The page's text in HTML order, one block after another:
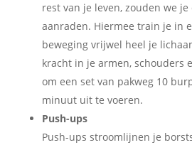
rest van je leven, zouden we
aanraden. Hiermee train je in
beweging vrijwel heel je
kracht in je armen, schouders
om een set van pakweg 10
minuut uit te voeren.
Push-ups
Push-ups stroomlijnen je